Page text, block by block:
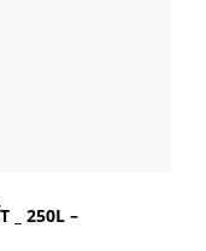
_ 250L –